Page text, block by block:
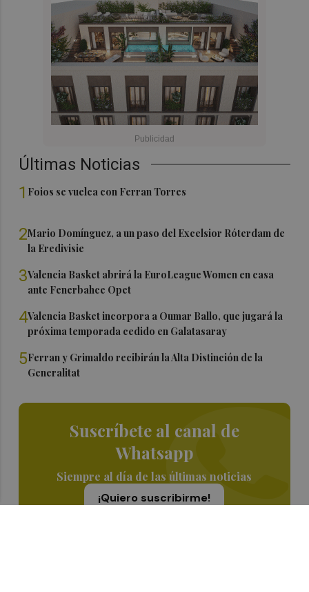
Últimas Noticias
1 Foios se vuelca con Ferran Torres
2Mario Domínguez, a un paso del Excelsior Róterdam de
la Eredivisie
3Valencia Basket abrirá la EuroLeague Women en casa
ante Fenerbahce Opet
4Valencia Basket incorpora a Oumar Ballo, que jugará la
próxima temporada cedido en Galatasaray
5Ferran y Grimaldo recibirán la Alta Distinción de la
Generalitat
Suscríbete al canal de
Whatsapp
Siempre al día de las últimas noticias
¡Quiero suscribirme!